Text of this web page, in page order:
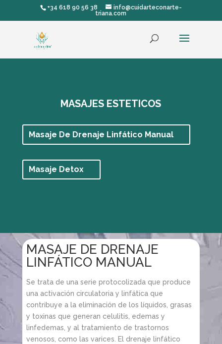
+34 618 90 56 38
info@cuidarteconarte-
triana.com
MASAJES ESTETICOS
Masaje De Drenaje Linfático Manual
Masaje Detox
MASAJE DE DRENAJE
LINFÁTICO MANUAL
Se trata de una serie protocolizada que produce
una activación circulatoria y linfática que
contribuye a la eliminación de los líquidos, grasas
y toxinas que generan celulitis, edemas y
linfedemas, y al tratamiento de trastornos
venosos, como las varices. El drenaje linfático